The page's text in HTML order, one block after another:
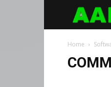
Aaiyesikhe
Home